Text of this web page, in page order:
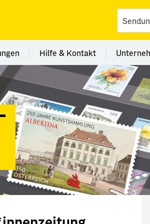
Kategorie Business Lösungen
Menü Kategorie Hilfe
Hilfe & Kontakt